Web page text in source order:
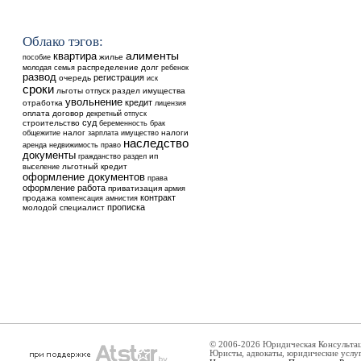
Облако тэгов:
пособие квартира жилье алименты
молодая семья распределение долг ребенок
развод очередь регистрация иск
сроки льготы отпуск раздел имущества
отработка увольнение кредит лицензия
оплата договор декретный отпуск
строительство суд беременность брак
общежитие налог зарплата имущество налоги
аренда недвижимость право наследство
документы гражданство раздел ип
выселение льготный кредит
оформление документов права
оформление работа приватизация армия
продажа компенсация амнистия контракт
молодой специалист прописка
© 2006-2026 Юридическая
Юристы, адвокаты, юридические